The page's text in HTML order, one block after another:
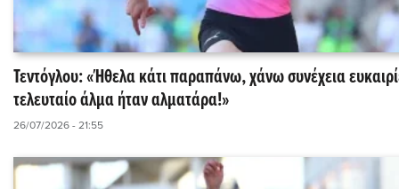
Τεντόγλου: «Ήθελα κάτι παραπάνω, χάνω συνέχεια
τελευταίο άλμα ήταν αλματάρα!»
26/07/2026 - 21:55